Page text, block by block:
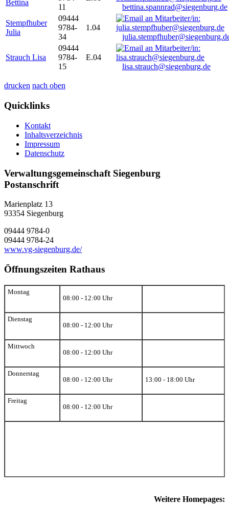
Bettina
11
bettina.spannrad@siegenburg.de
Stempfhuber
Julia
09444
9784-
34
1.04
Strauch Lisa
09444
9784-
15
E.04
lisa.strauch@siegenburg.de
drucken nach oben
Quicklinks
Kontakt
Inhaltsverzeichnis
Impressum
Datenschutz
Verwaltungsgemeinschaft Siegenburg
Postanschrift
Marienplatz 13
93354 Siegenburg
09444 9784-0
09444 9784-24
www.vg-siegenburg.de/
Öffnungszeiten Rathaus
Montag
08:00 - 12:00 Uhr
Dienstag
08:00 - 12:00 Uhr
Mittwoch
08:00 - 12:00 Uhr
Donnerstag
08:00 - 12:00 Uhr
13:00 - 18:00 Uhr
Freitag
08:00 - 12:00 Uhr
Weitere Homepages: